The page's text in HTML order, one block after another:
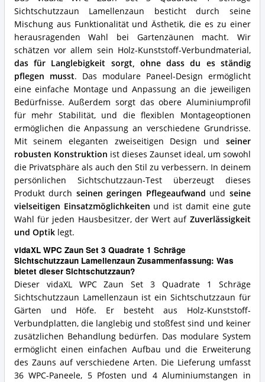
Sichtschutzzaun Lamellenzaun besticht durch seine
Mischung aus Funktionalität und Ästhetik, die es zu einer
herausragenden Wahl bei Gartenzäunen macht. Wir
schätzen vor allem sein Holz-Kunststoff-Verbundmaterial,
das für Langlebigkeit sorgt, ohne dass du es ständig
pflegen musst. Das modulare Paneel-Design ermöglicht
eine einfache Montage und Anpassung an die jeweiligen
Bedürfnisse. Außerdem sorgt das obere Aluminiumprofil
für mehr Stabilität, und die flexiblen Montageoptionen
ermöglichen die Anpassung an verschiedene Grundrisse.
Mit seinem eleganten zweiseitigen Design und seiner
robusten Konstruktion ist dieses Zaunset ideal, um sowohl
die Privatsphäre als auch den Stil zu verbessern. In deinem
persönlichen Sichtschutzzaun-Test überzeugt dieses
Produkt durch seinen geringen Pflegeaufwand und seine
vielseitigen Einsatzmöglichkeiten und ist damit eine gute
Wahl für jeden Hausbesitzer, der Wert auf Zuverlässigkeit
und Optiklegt.
vidaXL WPC Zaun Set 3 Quadrate 1 Schräge
Sichtschutzzaun Lamellenzaun Zusammenfassung: Was
bietet dieser Sichtschutzzaun?
Dieser vidaXL WPC Zaun Set 3 Quadrate 1 Schräge
Sichtschutzzaun Lamellenzaun ist ein Sichtschutzzaun für
Gärten und Höfe. Er besteht aus Holz-Kunststoff-
Verbundplatten, die langlebig und stoßfest sind und keiner
zusätzlichen Behandlung bedürfen. Das modulare System
ermöglicht einen einfachen Aufbau und die Erweiterung
des Zauns auf verschiedene Arten. Die Lieferung umfasst
36 WPC-Paneele, 5 Pfosten und 4 Aluminiumstangen in
Sichtschutzzaun
Lamellenzaun
Vorteile:
Was
spricht
für
diesen
Sichtschutzzaun?